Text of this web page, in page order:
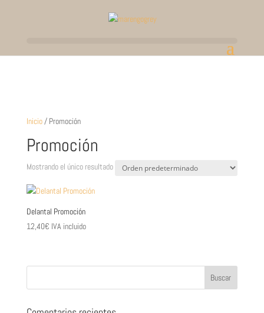
Inicio/ Promoción
Promoción
Mostrando el único resultado
Delantal Promoción
12,40€ IVA incluido